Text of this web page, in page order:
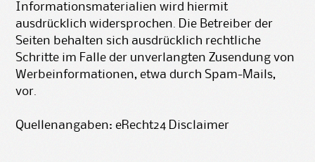
Informationsmaterialien wird hiermit
ausdrücklich widersprochen. Die Betreiber der
Seiten behalten sich ausdrücklich rechtliche
Schritte im Falle der unverlangten Zusendung von
Werbeinformationen, etwa durch Spam-Mails,
vor.
Quellenangaben: eRecht24 Disclaimer